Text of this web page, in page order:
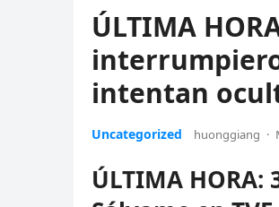
ÚLTIMA
intentan
Uncategorized huonggiang ·
ÚLTIMA